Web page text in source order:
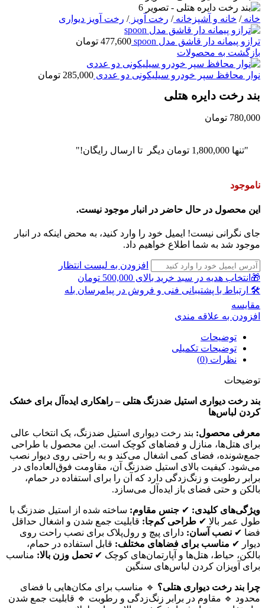
خانه/ خانه و آشپزخانه/ رخت آویز/ رخت آویز دیواری
ترازو پیمانه دار قاشق مدل spoon 477,600 تومان
بازگشت به محصولات
نوار محافظ سپر خودرو سیلیکونی دو عددی 285,000 تومان
بند رخت دایره هتلی
780,000 تومان
"تنها 1,800,000 تومان دیگر تا ارسال رایگان!"
ناموجود
این محصول در حال حاضر در انبار موجود نیست.
جای نگرانی نیست! ایمیل خود را وارد کنید، به محض اینکه در انبار
موجود شد به شما اطلاع خواهیم داد.
افزودن به لیست انتظار
🎁انتخاب هدیه در سبد خرید بالای 500,000 تومان
🛠 ارتباط با پشتیبانی فنی و فروش در پیامرسان بله
مقايسه
افزودن به علاقه مندی
توضیحات
توضیحات تکمیلی
نظرات (0)
توضیحات
بند رخت دیواری استیل ضدزنگ هتلی – راهکاری ایده‌آل برای خشک
کردن لباس‌ها
معرفی محصول: بند رخت دیواری استیل ضدزنگ، یک انتخاب عالی
برای هتل‌ها، منازل و فضاهای کوچک است. این محصول با طراحی
جمع‌شونده، فضای کمی اشغال می‌کند و به راحتی روی دیوار نصب
می‌شود. کیفیت بالای استیل ضدزنگ آن، مقاومت فوق‌العاده‌ای در
برابر رطوبت و زنگ‌زدگی دارد که آن را برای استفاده در حمام،
بالکن و حتی فضای باز ایده‌آل می‌سازد.
ویژگی‌های کلیدی: ✔ جنس مقاوم: ساخته شده از استیل ضدزنگ با
طول عمر بالا ✔ طراحی کم‌جا: قابلیت جمع شدن و اشغال حداقل
فضا ✔ نصب آسان: دارای پیچ و رول‌پلاک برای نصب راحت روی
دیوار ✔ مناسب برای فضاهای مختلف: قابل استفاده در حمام،
بالکن، حیاط، هتل‌ها و آپارتمان‌های کوچک ✔تحمل وزن بالا: مناسب
برای آویزان کردن لباس‌های سنگین
چرا بند رخت دیواری هتلی؟ 🔹 مناسب برای مکان‌هایی با فضای
محدود 🔹 مقاوم در برابر زنگ‌زدگی و رطوبت 🔹 قابلیت جمع شدن